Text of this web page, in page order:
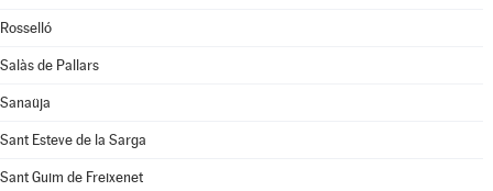
Rosselló
Salàs de Pallars
Sanaüja
Sant Esteve de la Sarga
Sant Guim de Freixenet